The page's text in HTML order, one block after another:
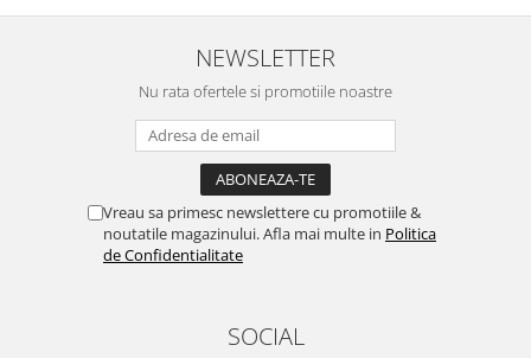
NEWSLETTER
Nu rata ofertele si promotiile noastre
Vreau sa primesc newslettere cu promotiile &
noutatile magazinului. Afla mai multe in Politica
de Confidentialitate
SOCIAL